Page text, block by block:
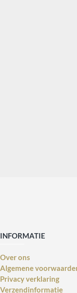
INFORMATIE
Over ons
Algemene
Privacy verklaring
Verzendinformatie